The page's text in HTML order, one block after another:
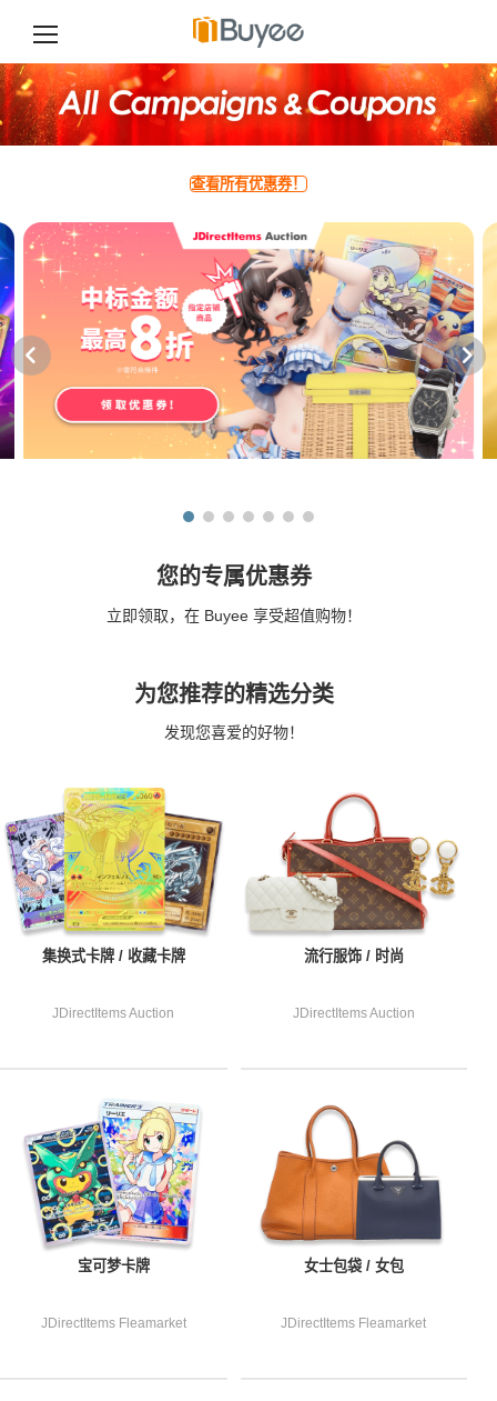
至
正
文
查看所有优惠券！
您的专属优惠券
立即领取，在 Buyee 享受超值购物！
为您推荐的精选分类
发现您喜爱的好物！
集换式卡牌 / 收藏卡牌
JDirectItems Auction
宝可梦卡牌
JDirectItems Fleamarket
流行服饰 / 时尚
JDirectItems Auction
女士包袋 / 女包
JDirectItems Fleamarket